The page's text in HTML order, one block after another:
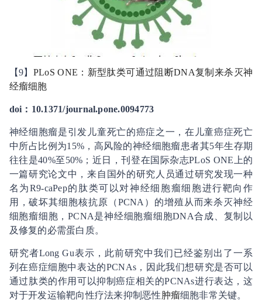
【9】 PLoS ONE：新型肽类可通过阻断DNA复制来杀灭神
经瘤细胞
doi：10.1371/journal.pone.0094773
神经细胞瘤是引发儿童死亡的癌症之一，在儿童癌症死亡
中所占比例为15%，高风险的神经细胞瘤患者其5年生存期
往往是40%至50%；近日，刊登在国际杂志PLoS ONE上的
一篇研究论文中，来自国外的研究人员通过研究发现一种
名为R9-caPep的肽类可以对神经细胞瘤细胞进行靶向作
用，破坏其细胞核抗原（PCNA）的增殖从而来杀灭神经
细胞瘤细胞，PCNA是神经细胞瘤细胞DNA合成、复制以
及修复的必需蛋白质。
研究者Long Gu表示，此前研究中我们已经鉴别出了一系
列在癌症细胞中表达的PCNAs，因此我们想研究是否可以
通过肽类的作用可以抑制癌症相关的PCNAs进行表达，这
对于开发运输靶向性疗法来抑制恶性 肿瘤细胞非常关键。